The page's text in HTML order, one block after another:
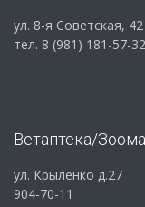
ул. 8-я Советская, 42
тел. 8 (981) 181-57-32
Ветаптека/
ул. Крыленко д.27
904-70-11